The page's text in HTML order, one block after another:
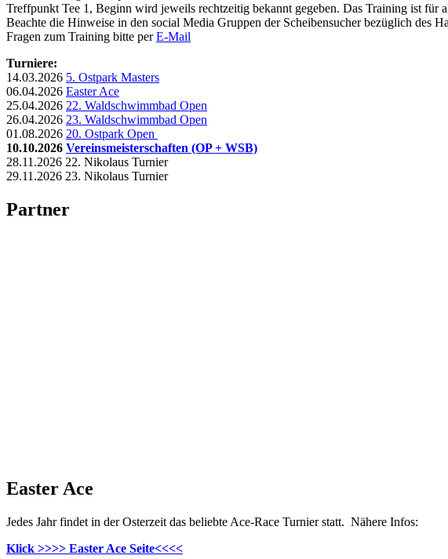
Treffpunkt Tee 1, Beginn wird jeweils rechtzeitig bekannt gegeben. Das Training ist für
Beachte die Hinweise in den social Media Gruppen der Scheibensucher bezüglich des
Fragen zum Training bitte perE-Mail
Turniere:
14.03.2026 5. Ostpark Masters
06.04.2026 Easter Ace
25.04.2026 22. Waldschwimmbad Open
26.04.2026 23. Waldschwimmbad Open
01.08.2026 20. Ostpark Open
10.10.2026 Vereinsmeisterschaften (OP + WSB)
28.11.2026 22. Nikolaus Turnier
29.11.2026 23. Nikolaus Turnier
Partner
Easter Ace
Jedes Jahr findet in der Osterzeit das beliebte Ace-Race Turnier statt. Nähere Infos:
Klick >>>> Easter Ace Seite<<<<